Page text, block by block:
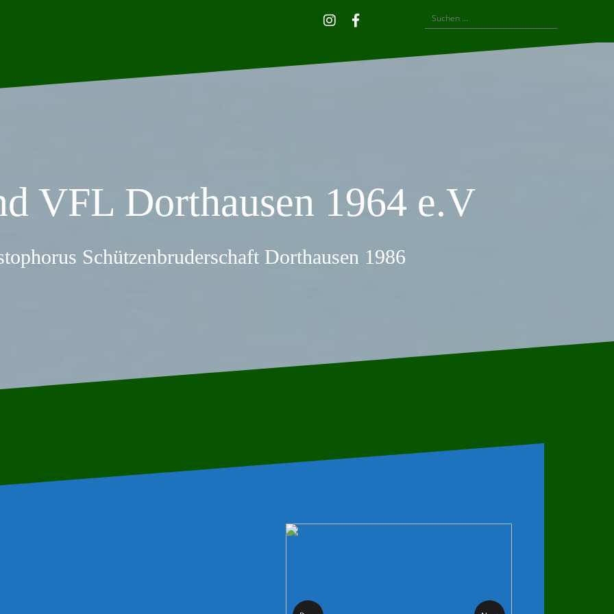
Instagram
Privatsphäre-
Einstellungen
Einstellungen
Einwilligungen
widerrufen
Suchen
nach:
VFL Dorthausen 1964 e.V
Schützenbruderschaft Dorthausen 1986